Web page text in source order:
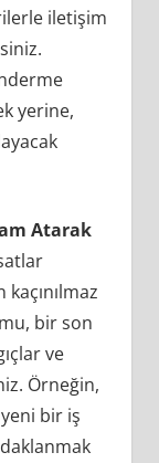
iletişim
yerine,
Atarak
bir son
ve
Örneğin,
bir iş